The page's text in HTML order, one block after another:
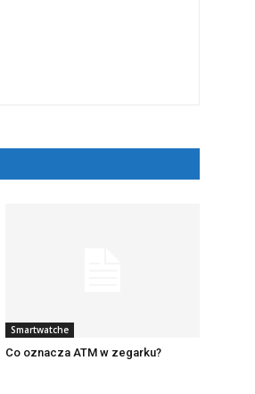
Smartwatche
Co oznacza ATM w zegarku?